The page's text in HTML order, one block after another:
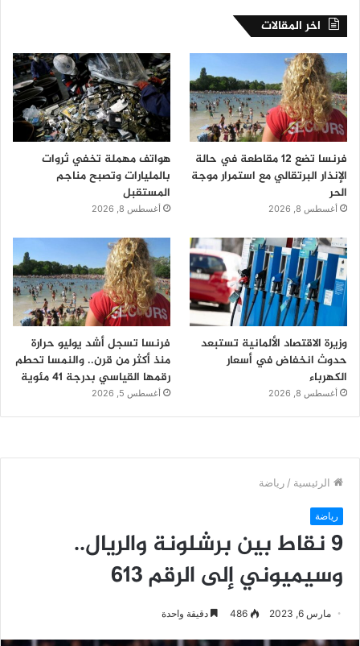
اخر المقالات
فرنسا تضع 12 مقاطعة في حالة
الإنذار البرتقالي مع استمرار موجة
الحر
أغسطس 8, 2026
هواتف مهملة تخفي ثروات
بالمليارات وتصبح مناجم
المستقبل
أغسطس 8, 2026
وزيرة الاقتصاد الألمانية تستبعد
حدوث انخفاض في أسعار
الكهرباء
أغسطس 8, 2026
فرنسا تسجل أشد يوليو حرارة
منذ أكثر من قرن.. والنمسا تحطم
رقمها القياسي بدرجة 41 مئوية
أغسطس 5, 2026